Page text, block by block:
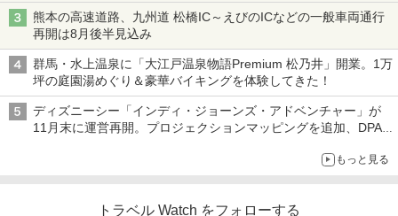
熊本の高速道路、九州道 松橋IC～えびのICなどの一般車両通行
再開は8月後半見込み
群馬・水上温泉に「大江戸温泉物語Premium 松乃井」開業。1万
坪の庭園湯めぐり＆豪華バイキングを体験してきた！
ディズニーシー「インディ・ジョーンズ・アドベンチャー」が
11月末に運営再開。プロジェクションマッピングを追加、DPA
もっと見る
トラベル Watch をフォローする